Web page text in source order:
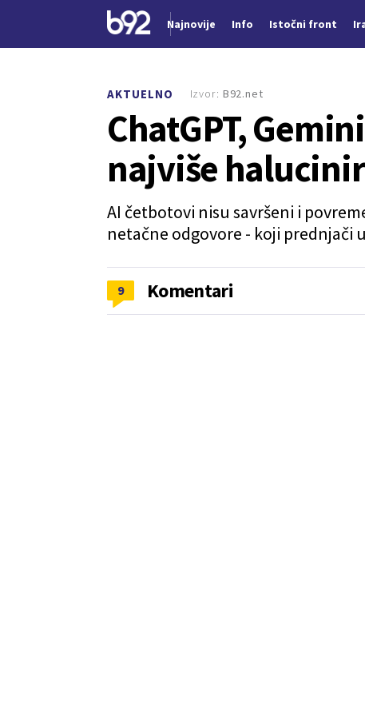
Najnovije Info Istočni front
AKTUELNO
ChatGPT,
najviše
AI četbotovi nisu savršeni i
netačne odgovore - koji prednjači
Izvor: B92.net
9 Komentari